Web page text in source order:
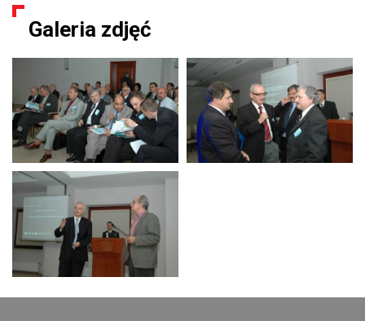
Galeria zdjęć